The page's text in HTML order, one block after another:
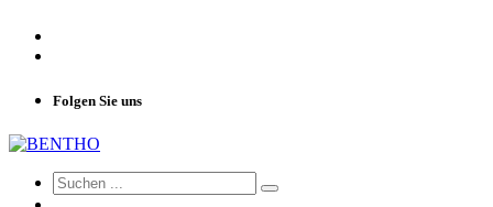
Folgen Sie uns